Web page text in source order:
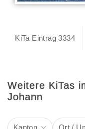
KiTa Eintrag 3334
Weitere KiTas
Johann